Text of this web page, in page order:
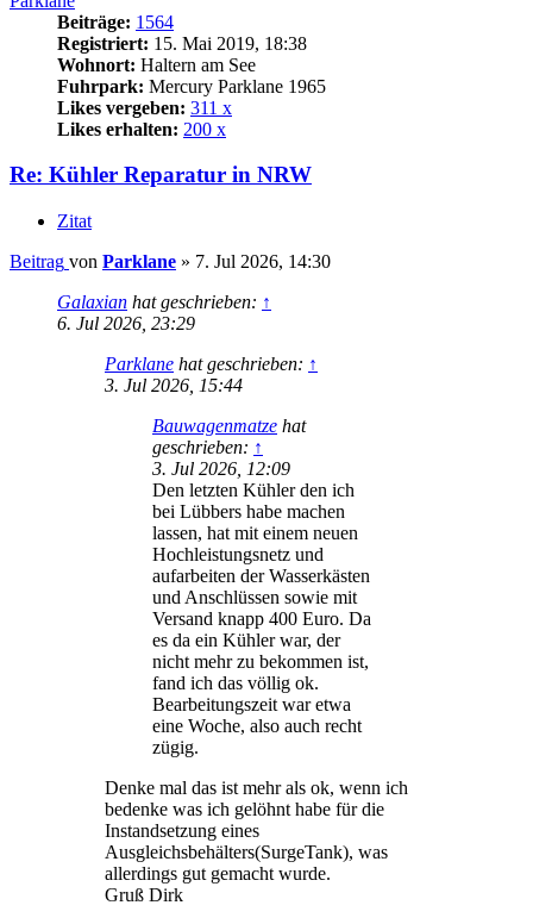
Beiträge: 1564
Registriert: 15. Mai 2019, 18:38
Wohnort: Haltern am See
Fuhrpark: Mercury Parklane 1965
Likes vergeben: 311 x
Likes erhalten: 200 x
Re: Kühler Reparatur in NRW
Zitat
Beitrag von Parklane » 7. Jul 2026, 14:30
Galaxian hat geschrieben: ↑
6. Jul 2026, 23:29
Parklane hat geschrieben: ↑
3. Jul 2026, 15:44
Bauwagenmatze hat
geschrieben: ↑
3. Jul 2026, 12:09
Den letzten Kühler den ich
bei Lübbers habe machen
lassen, hat mit einem neuen
Hochleistungsnetz und
aufarbeiten der Wasserkästen
und Anschlüssen sowie mit
Versand knapp 400 Euro. Da
es da ein Kühler war, der
nicht mehr zu bekommen ist,
fand ich das völlig ok.
Bearbeitungszeit war etwa
eine Woche, also auch recht
zügig.
Denke mal das ist mehr als ok, wenn ich
bedenke was ich gelöhnt habe für die
Instandsetzung eines
Ausgleichsbehälters(SurgeTank), was
allerdings gut gemacht wurde.
Gruß Dirk